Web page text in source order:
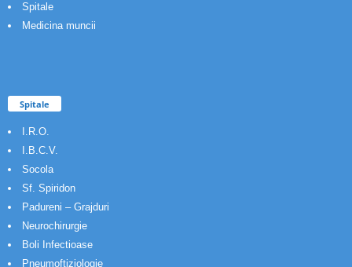
Spitale
Medicina muncii
Spitale
I.R.O.
I.B.C.V.
Socola
Sf. Spiridon
Padureni – Grajduri
Neurochirurgie
Boli Infectioase
Pneumoftiziologie